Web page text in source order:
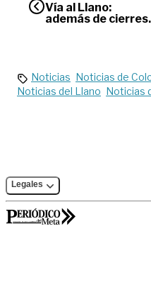
Vía al Llano:
además de cierres
Noticias Noticias de
Noticias del Llano Noticias
Legales